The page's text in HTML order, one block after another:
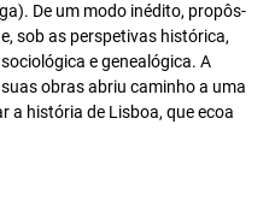
De um modo inédito, propôs-
sob as perspetivas histórica,
e genealógica. A
obras abriu caminho a uma
a história de Lisboa, que ecoa